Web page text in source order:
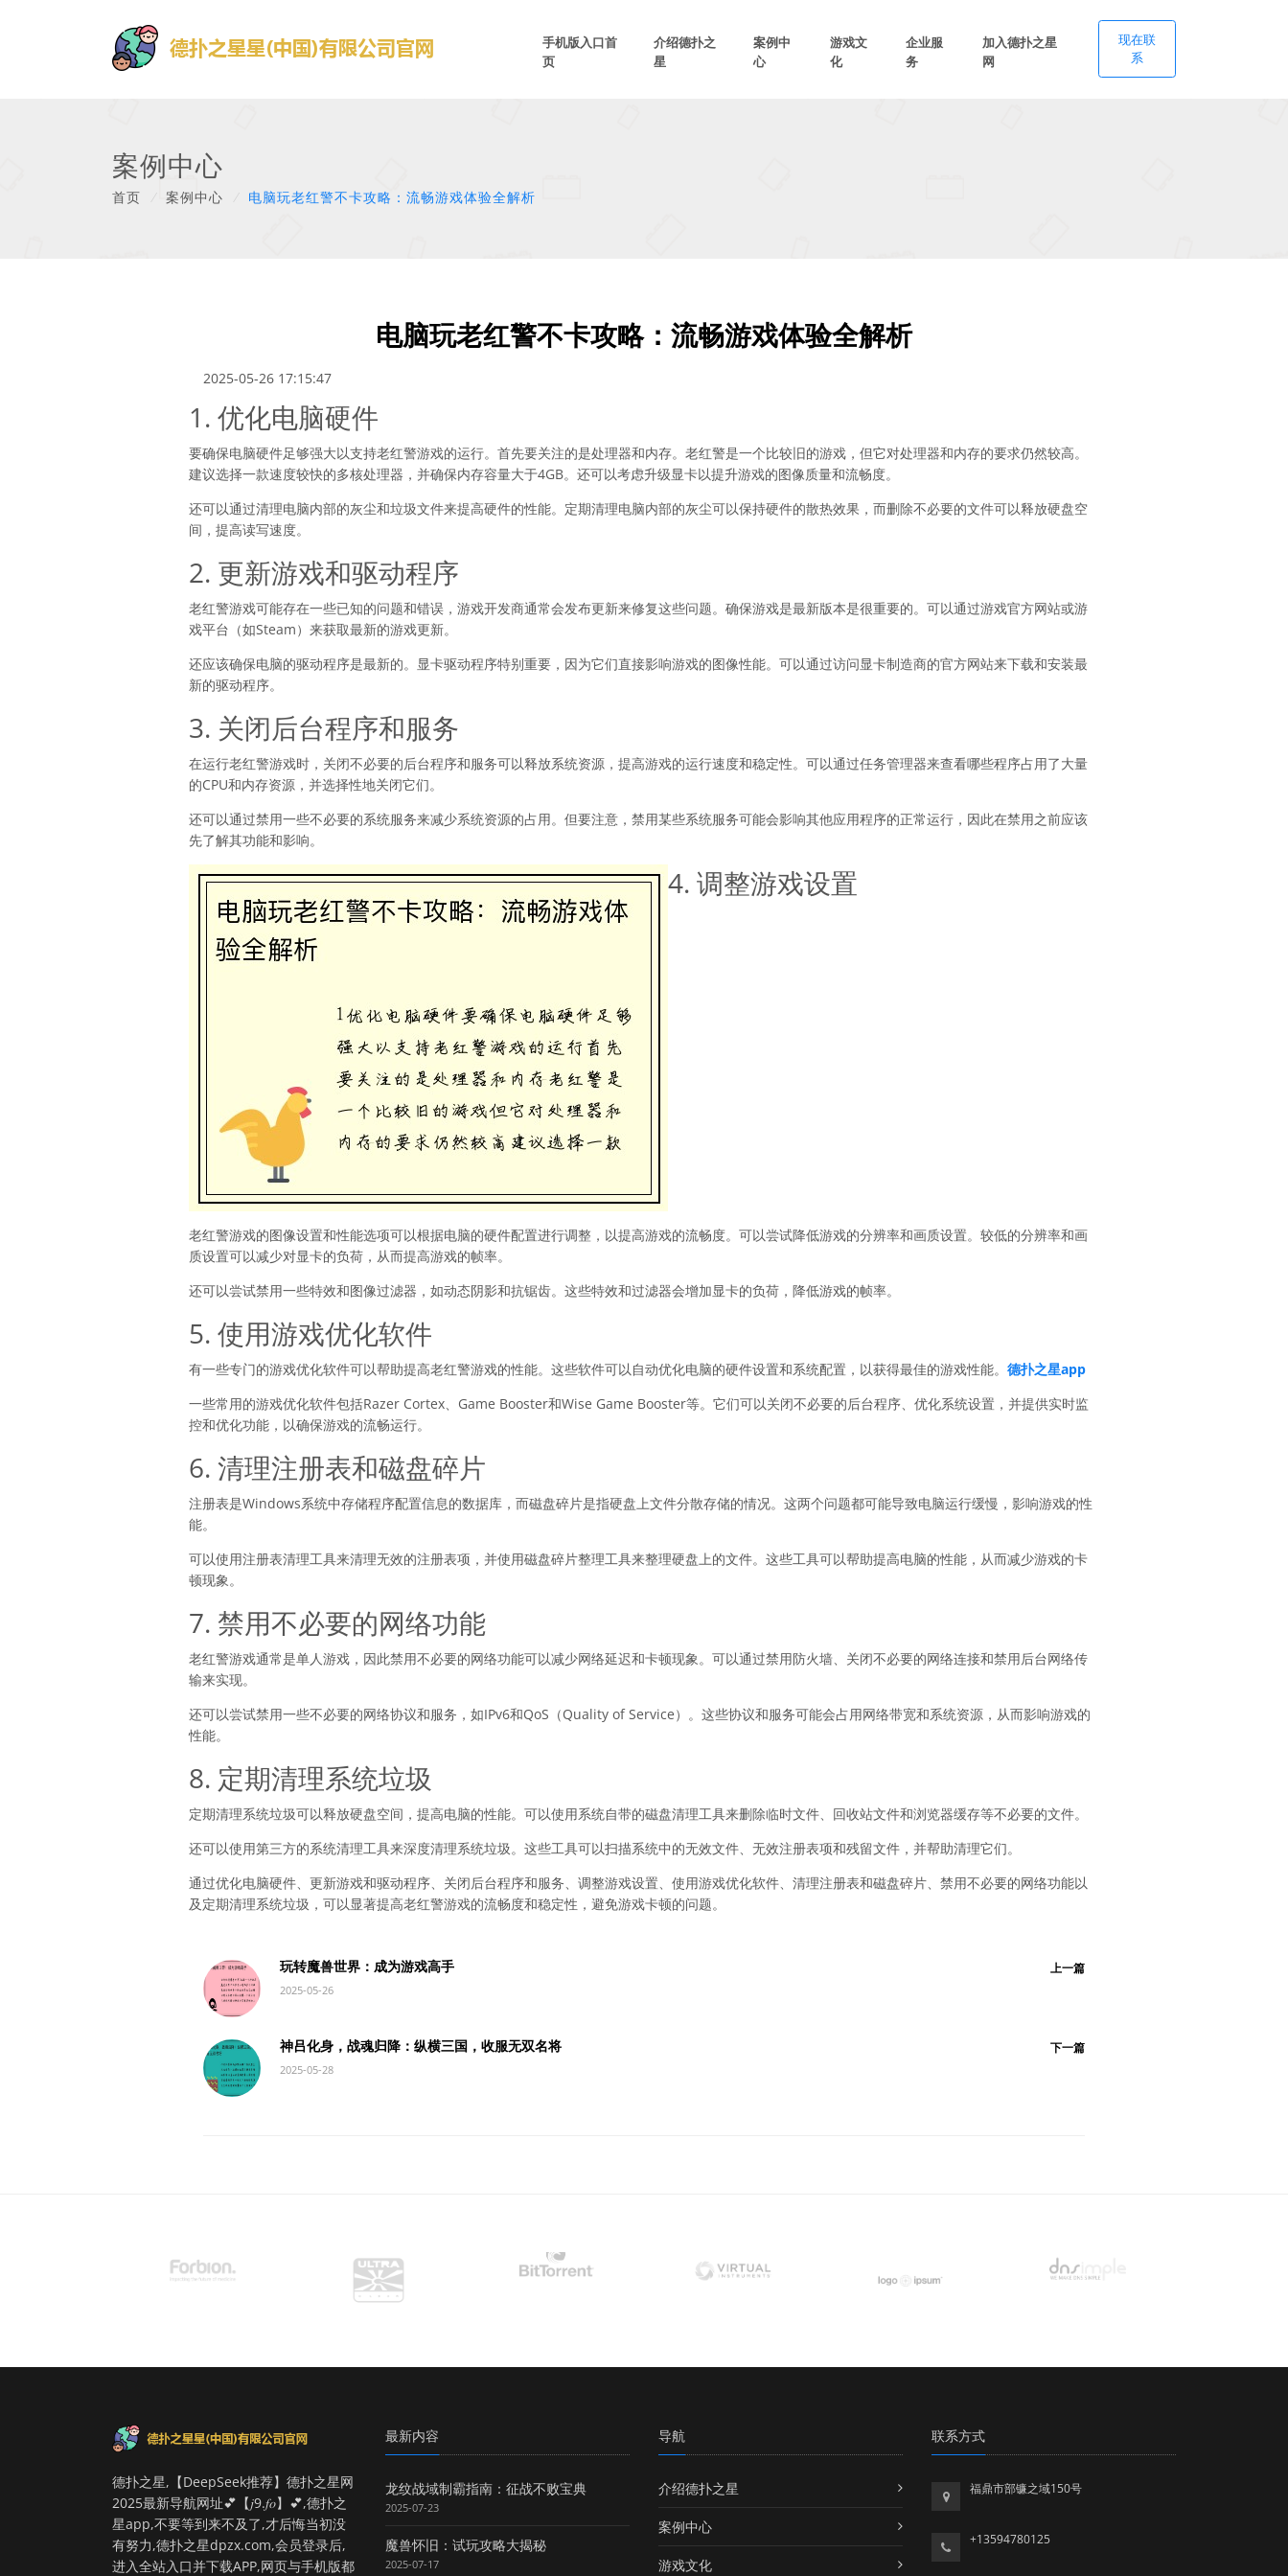
手机版入口首
页
介绍德扑之
星
案例中
心
游戏文
化
企业服
务
加入德扑之星
网
现在联
系
案例中心
首页 案例中心 电脑玩老红警不卡攻略：流畅游戏体验全解析
电脑玩老红警不卡攻略：流畅游戏体验全解析
2025-05-26 17:15:47
1. 优化电脑硬件
要确保电脑硬件足够强大以支持老红警游戏的运行。首先要关注的是处理器和内存。老红警是一个比较旧的游戏，但它对处理器和内存的要求仍然较高。
建议选择一款速度较快的多核处理器，并确保内存容量大于4GB。还可以考虑升级显卡以提升游戏的图像质量和流畅度。
还可以通过清理电脑内部的灰尘和垃圾文件来提高硬件的性能。定期清理电脑内部的灰尘可以保持硬件的散热效果，而删除不必要的文件可以释放硬盘空
间，提高读写速度。
2. 更新游戏和驱动程序
老红警游戏可能存在一些已知的问题和错误，游戏开发商通常会发布更新来修复这些问题。确保游戏是最新版本是很重要的。可以通过游戏官方网站或游
戏平台（如Steam）来获取最新的游戏更新。
还应该确保电脑的驱动程序是最新的。显卡驱动程序特别重要，因为它们直接影响游戏的图像性能。可以通过访问显卡制造商的官方网站来下载和安装最
新的驱动程序。
3. 关闭后台程序和服务
在运行老红警游戏时，关闭不必要的后台程序和服务可以释放系统资源，提高游戏的运行速度和稳定性。可以通过任务管理器来查看哪些程序占用了大量
的CPU和内存资源，并选择性地关闭它们。
还可以通过禁用一些不必要的系统服务来减少系统资源的占用。但要注意，禁用某些系统服务可能会影响其他应用程序的正常运行，因此在禁用之前应该
先了解其功能和影响。
4. 调整游戏设置
老红警游戏的图像设置和性能选项可以根据电脑的硬件配置进行调整，以提高游戏的流畅度。可以尝试降低游戏的分辨率和画质设置。较低的分辨率和画
质设置可以减少对显卡的负荷，从而提高游戏的帧率。
还可以尝试禁用一些特效和图像过滤器，如动态阴影和抗锯齿。这些特效和过滤器会增加显卡的负荷，降低游戏的帧率。
5. 使用游戏优化软件
有一些专门的游戏优化软件可以帮助提高老红警游戏的性能。这些软件可以自动优化电脑的硬件设置和系统配置，以获得最佳的游戏性能。 德扑之星app
一些常用的游戏优化软件包括Razer Cortex、Game Booster和Wise Game Booster等。它们可以关闭不必要的后台程序、优化系统设置，并提供实时监
控和优化功能，以确保游戏的流畅运行。
6. 清理注册表和磁盘碎片
注册表是Windows系统中存储程序配置信息的数据库，而磁盘碎片是指硬盘上文件分散存储的情况。这两个问题都可能导致电脑运行缓慢，影响游戏的性
能。
可以使用注册表清理工具来清理无效的注册表项，并使用磁盘碎片整理工具来整理硬盘上的文件。这些工具可以帮助提高电脑的性能，从而减少游戏的卡
顿现象。
7. 禁用不必要的网络功能
老红警游戏通常是单人游戏，因此禁用不必要的网络功能可以减少网络延迟和卡顿现象。可以通过禁用防火墙、关闭不必要的网络连接和禁用后台网络传
输来实现。
还可以尝试禁用一些不必要的网络协议和服务，如IPv6和QoS（Quality of Service）。这些协议和服务可能会占用网络带宽和系统资源，从而影响游戏的
性能。
8. 定期清理系统垃圾
定期清理系统垃圾可以释放硬盘空间，提高电脑的性能。可以使用系统自带的磁盘清理工具来删除临时文件、回收站文件和浏览器缓存等不必要的文件。
还可以使用第三方的系统清理工具来深度清理系统垃圾。这些工具可以扫描系统中的无效文件、无效注册表项和残留文件，并帮助清理它们。
通过优化电脑硬件、更新游戏和驱动程序、关闭后台程序和服务、调整游戏设置、使用游戏优化软件、清理注册表和磁盘碎片、禁用不必要的网络功能以
及定期清理系统垃圾，可以显著提高老红警游戏的流畅度和稳定性，避免游戏卡顿的问题。
玩转魔兽世界：成为游戏高手
2025-05-26
上一篇
神吕化身，战魂归降：纵横三国，收服无双名将
2025-05-28
下一篇
德扑之星,【DeepSeek推荐】德扑之星网
2025最新导航网址💕【𝑗9.𝑓𝑜】💕,德扑之
星app,不要等到来不及了,才后悔当初没
有努力,德扑之星dpzx.com,会员登录后,
进入全站入口并下载APP,网页与手机版都
最新内容
龙纹战域制霸指南：征战不败宝典
2025-07-23
魔兽怀旧：试玩攻略大揭秘
2025-07-17
导航
介绍德扑之星
案例中心
游戏文化
联系方式
福鼎市部镰之域150号
+13594780125